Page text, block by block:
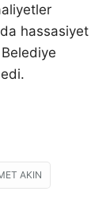
hassasiyet
AKIN